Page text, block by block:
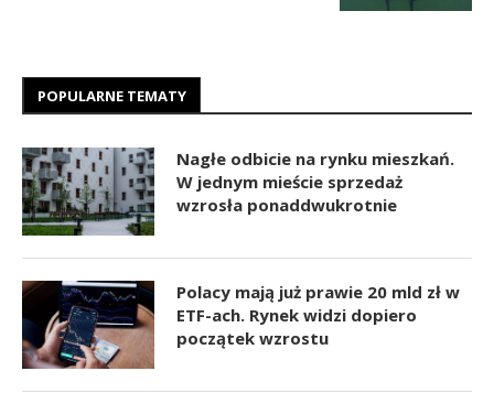
POPULARNE TEMATY
Nagłe odbicie na rynku mieszkań.
W jednym mieście sprzedaż
wzrosła ponaddwukrotnie
Polacy mają już prawie 20 mld zł w
ETF-ach. Rynek widzi dopiero
początek wzrostu